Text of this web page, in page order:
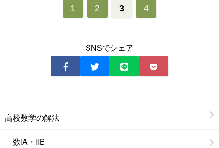
1 2 3 4
SNSでシェア
高校数学の解法
数IA・IIB